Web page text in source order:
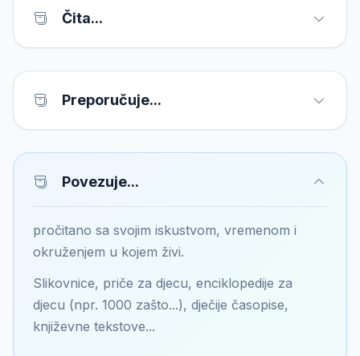
Čita...
Preporučuje...
Povezuje...
pročitano sa svojim iskustvom, vremenom i
okruženjem u kojem živi.
Slikovnice, priče za djecu, enciklopedije za
djecu (npr. 1000 zašto...), dječije časopise,
književne tekstove...